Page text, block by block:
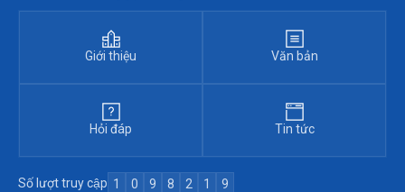
Giới thiệu Văn bản
Hỏi đáp Tin tức
Số lượt truy cập 1 0 9 8 2 1 9